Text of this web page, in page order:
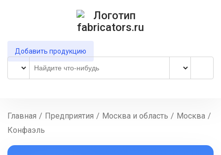
Добавить продукцию
Главная / Предприятия / Москва и область / Москва /
Конфаэль